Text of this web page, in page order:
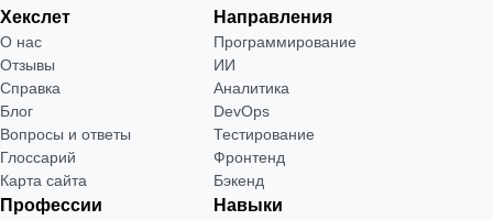
Хекслет
О нас
Отзывы
Справка
Блог
Вопросы и ответы
Глоссарий
Карта сайта
Направления
Программирование
ИИ
Аналитика
DevOps
Тестирование
Фронтенд
Бэкенд
Профессии Навыки